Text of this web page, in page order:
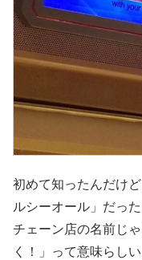
初めて知ったんだけ
ルシーオール」だっ
チェーン店の名前じ
く！」って意味らし